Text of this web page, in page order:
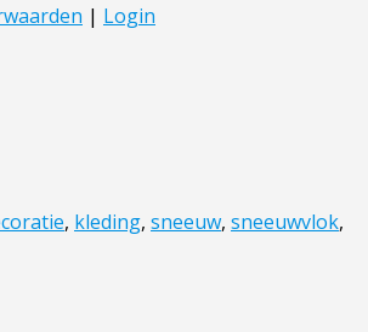
, kleding, sneeuw, sneeuwvlok,